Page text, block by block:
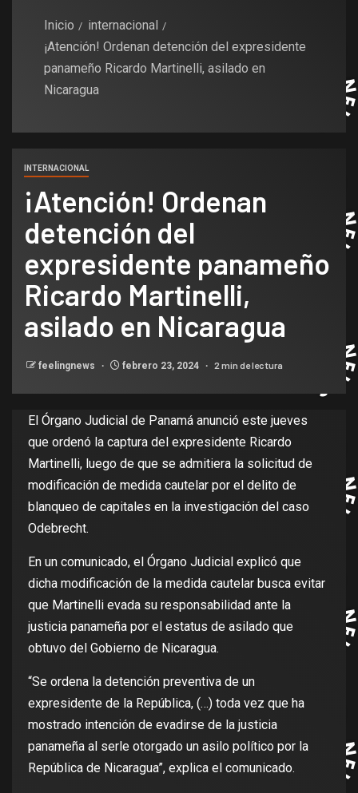
Inicio
internacional
¡Atención! Ordenan detención del expresidente
panameño Ricardo Martinelli, asilado en
Nicaragua
INTERNACIONAL
¡Atención! Ordenan
detención del
expresidente panameño
Ricardo Martinelli,
asilado en Nicaragua
feelingnews febrero 23, 2024 2 min de lectura
El Órgano Judicial de Panamá anunció este jueves
que ordenó la captura del expresidente Ricardo
Martinelli, luego de que se admitiera la solicitud de
modificación de medida cautelar por el delito de
blanqueo de capitales en la investigación del caso
Odebrecht.
En un comunicado, el Órgano Judicial explicó que
dicha modificación de la medida cautelar busca evitar
que Martinelli evada su responsabilidad ante la
justicia panameña por el estatus de asilado que
obtuvo del Gobierno de Nicaragua.
“Se ordena la detención preventiva de un
expresidente de la República, (…) toda vez que ha
mostrado intención de evadirse de la justicia
panameña al serle otorgado un asilo político por la
República de Nicaragua”, explica el comunicado.